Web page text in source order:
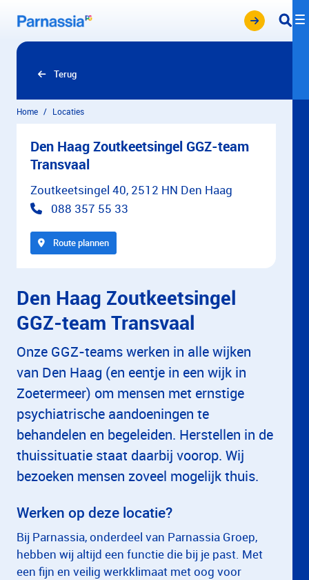
Overslaan en naar hoofdinhoud gaan
Terug
Home Locaties
Den Haag Zoutkeetsingel GGZ-team
Transvaal
Zoutkeetsingel 40, 2512 HN Den Haag
088 357 55 33
Route plannen
Den Haag Zoutkeetsingel
GGZ-team Transvaal
Onze GGZ-teams werken in alle wijken
van Den Haag (en eentje in een wijk in
Zoetermeer) om mensen met ernstige
psychiatrische aandoeningen te
behandelen en begeleiden. Herstellen in de
thuissituatie staat daarbij voorop. Wij
bezoeken mensen zoveel mogelijk thuis.
Werken op deze locatie?
Bij Parnassia, onderdeel van Parnassia Groep,
hebben wij altijd een functie die bij je past. Met
een fijn en veilig werkklimaat met oog voor